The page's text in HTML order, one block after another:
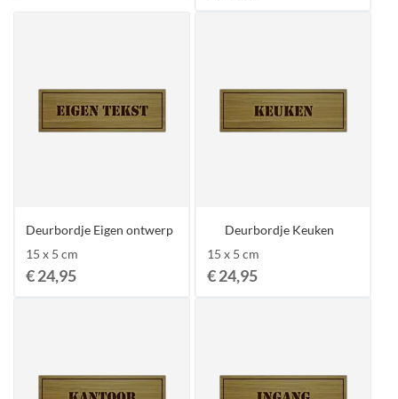
Deurbordje Eigen ontwerp
15 x 5 cm
€ 24,95
Deurbordje Keuken
15 x 5 cm
€ 24,95